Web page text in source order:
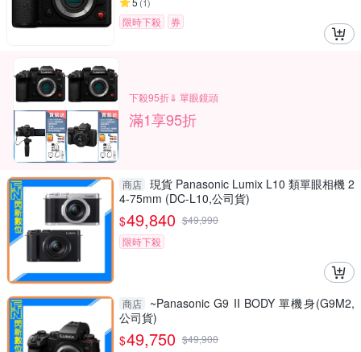
(1)
限時下殺 券
下殺95折⇓ 單眼鏡頭
滿1享95折
商店 現貨 Panasonic Lumix L10 類單眼相機 2
4-75mm (DC-L10,公司貨)
$49,840 $49,990
限時下殺
商店
~Panasonic G9 II BODY 單機身(G9M2,
公司貨)
$49,750 $49,900